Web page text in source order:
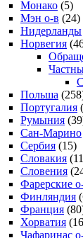
Монако (5)
Мэн о-в (24)
Нидерланды
Норвегия
Польша
Португалия
Румыния
Сан-Марино
Сербия (15)
Словакия
Словения
Фарерские
Финляндия
Франция
Хорватия
Чафаринас